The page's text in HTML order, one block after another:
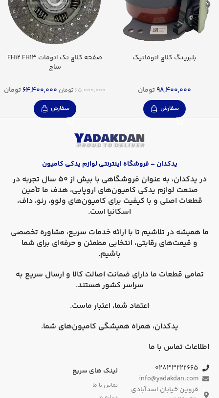
بلبرینگ کلاچ اتوماتیک
98,400,000 تومان
سفارش
صفحه کلاچ تک اتومات FH12 FH13
ساچ
65,000,000تومان 64,400,000تومان
سفارش
یدکدان – فروشگاه اینترنتی لوازم یدکی کامیون
در یدکدان
، به عنوان فروشگاهی با بیش از 50 سال تجربه در
صنعت لوازم یدکی کامیون‌های اروپایی، هدف ما تأمین
قطعات اصلی و با کیفیت برای کامیون‌های ولوو، رنو، داف،
اسکانیا است.
ما همیشه در تلاشیم تا با ارائه خدمات سریع، مشاوره تخصصی
و قیمت‌های رقابتی، انتخابی مطمئن و حرفه‌ای برای شما
باشیم.
تمامی قطعات ما دارای ضمانت اصالت کالا و ارسال سریع به
سراسر کشورهستند.
اعتماد شما، اعتبار ماست.
یدکدان، همراه همیشگی کامیون‌های شما.
اطلاعات تماس با ما
۰۲۸۳۳۲۲۲۶۶۵
info@yadakdan.com
قزوین خیابان اسدآبادی
لینک های سریع
تماس با ما